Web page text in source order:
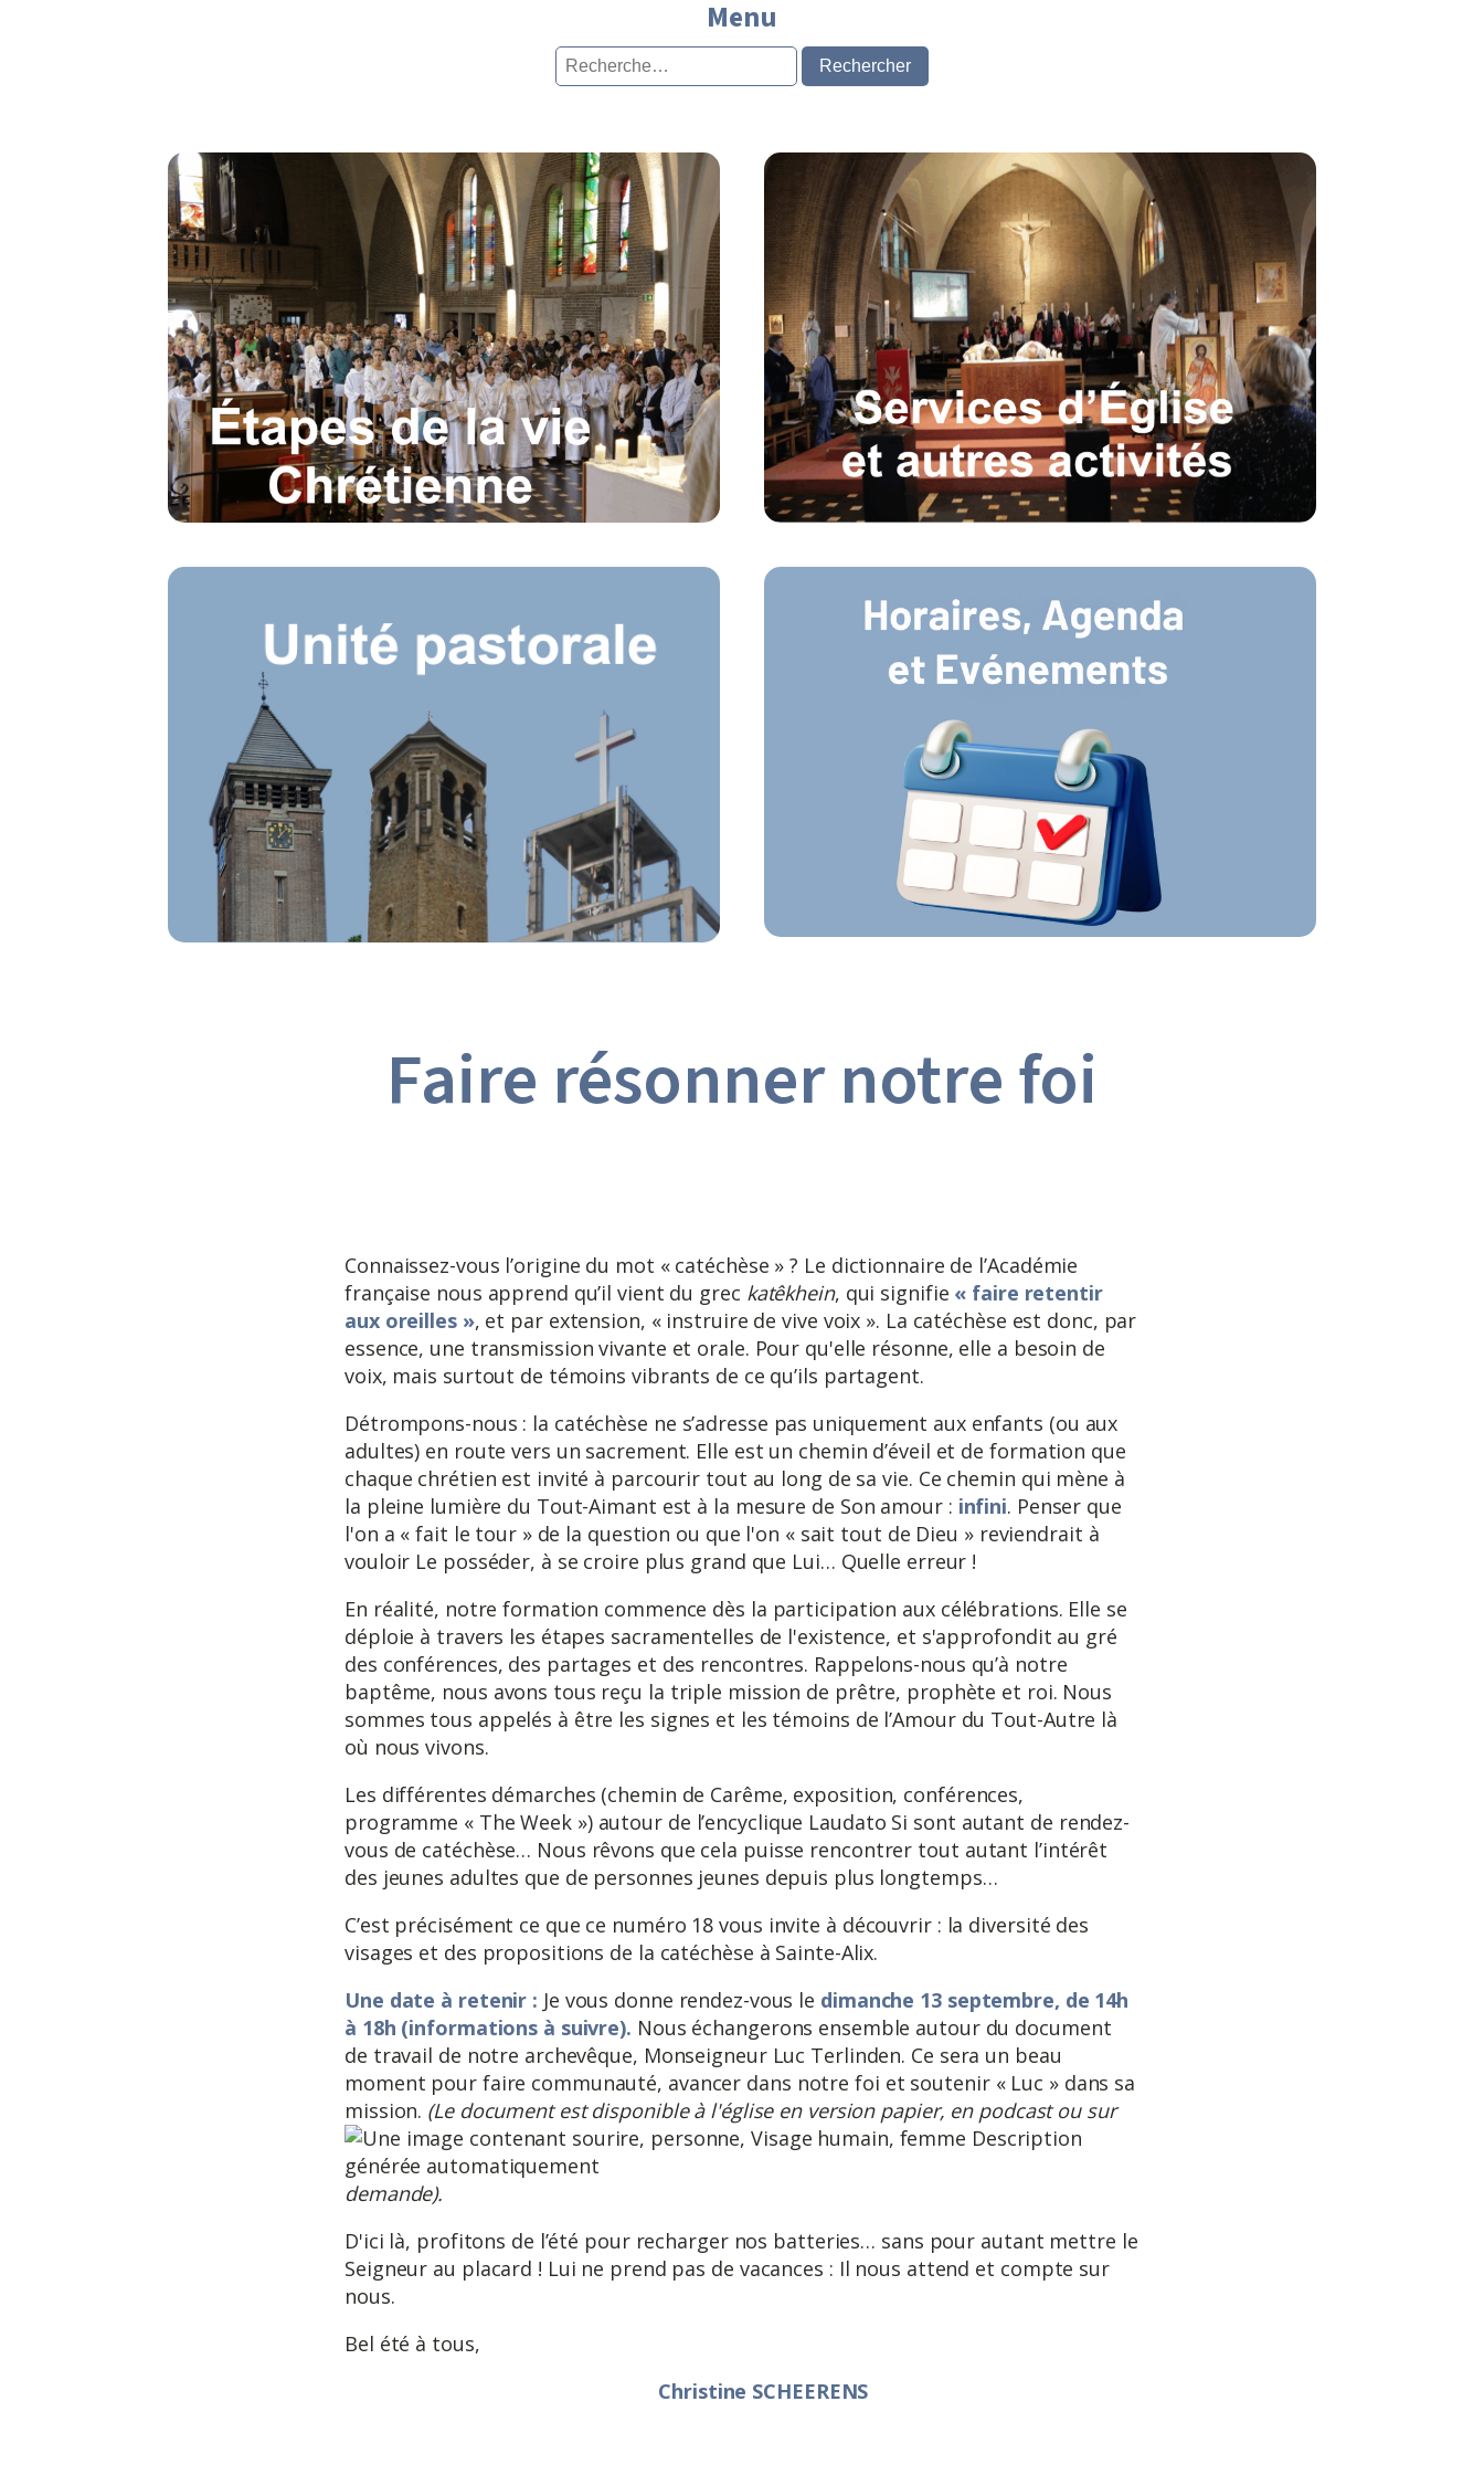
Menu
Rechercher :
Faire résonner notre foi
Connaissez-vous l’origine du mot « catéchèse » ? Le dictionnaire de l’Académie
française nous apprend qu’il vient du grec katêkhein, qui signifie « faire retentir
aux oreilles », et par extension, « instruire de vive voix ». La catéchèse est donc, par
essence, une transmission vivante et orale. Pour qu'elle résonne, elle a besoin de
voix, mais surtout de témoins vibrants de ce qu’ils partagent.
Détrompons-nous : la catéchèse ne s’adresse pas uniquement aux enfants (ou aux
adultes) en route vers un sacrement. Elle est un chemin d’éveil et de formation que
chaque chrétien est invité à parcourir tout au long de sa vie. Ce chemin qui mène à
la pleine lumière du Tout-Aimant est à la mesure de Son amour : infini. Penser que
l'on a « fait le tour » de la question ou que l'on « sait tout de Dieu » reviendrait à
vouloir Le posséder, à se croire plus grand que Lui… Quelle erreur !
En réalité, notre formation commence dès la participation aux célébrations. Elle se
déploie à travers les étapes sacramentelles de l'existence, et s'approfondit au gré
des conférences, des partages et des rencontres. Rappelons-nous qu’à notre
baptême, nous avons tous reçu la triple mission de prêtre, prophète et roi. Nous
sommes tous appelés à être les signes et les témoins de l’Amour du Tout-Autre là
où nous vivons.
Les différentes démarches (chemin de Carême, exposition, conférences,
programme « The Week ») autour de l’encyclique Laudato Si sont autant de rendez-
vous de catéchèse… Nous rêvons que cela puisse rencontrer tout autant l’intérêt
des jeunes adultes que de personnes jeunes depuis plus longtemps…
C’est précisément ce que ce numéro 18 vous invite à découvrir : la diversité des
visages et des propositions de la catéchèse à Sainte-Alix.
Une date à retenir : Je vous donne rendez-vous le dimanche 13 septembre, de 14h
à 18h (informations à suivre). Nous échangerons ensemble autour du document
de travail de notre archevêque, Monseigneur Luc Terlinden. Ce sera un beau
moment pour faire communauté, avancer dans notre foi et soutenir « Luc » dans sa
mission. (Le document est disponible à l'église en version papier, en podcast ou sur
demande).
D'ici là, profitons de l’été pour recharger nos batteries… sans pour autant mettre le
Seigneur au placard ! Lui ne prend pas de vacances : Il nous attend et compte sur
nous.
Bel été à tous,
Christine SCHEERENS